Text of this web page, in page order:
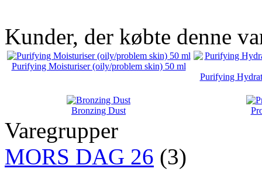
Kunder, der købte denne
Purifying Moisturiser (oily/problem skin) 50 ml
Purifying
Bronzing Dust
Varegrupper
MORS DAG 26 (3)